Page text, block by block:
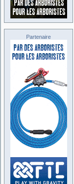
Partenaire